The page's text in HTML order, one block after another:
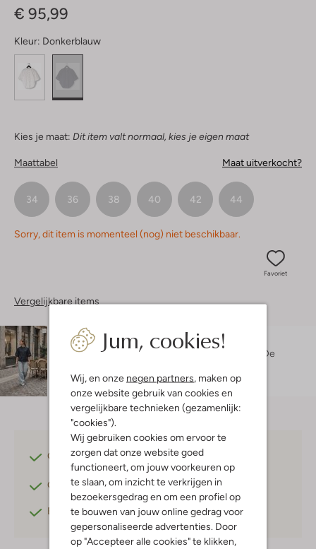
Jum, cookies!
Wij, en onze negen partners, maken op
onze website gebruik van cookies en
vergelijkbare technieken (gezamenlijk:
"cookies").
Wij gebruiken cookies om ervoor te
zorgen dat onze website goed
functioneert, om jouw voorkeuren op
te slaan, om inzicht te verkrijgen in
bezoekersgedrag en om een profiel op
te bouwen van jouw online gedrag voor
gepersonaliseerde advertenties. Door
op "Accepteer alle cookies" te klikken,
€ 95,99
Kleur: Donkerblauw
Kies je maat: Dit item valt normaal, kies je eigen maat
Maattabel Maat uitverkocht?
34 36 38 40 42 44
Sorry, dit item is momenteel (nog) niet beschikbaar.
Favoriet
Vergelijkbare items
Maatadvies
Isabelle is 1 meter 73 lang en draagt maat 36.
De
Gratis verzendingvanaf €75,-
Gratis retournerenbinnen 30 dagen*
Betaal achterafmet Klarna